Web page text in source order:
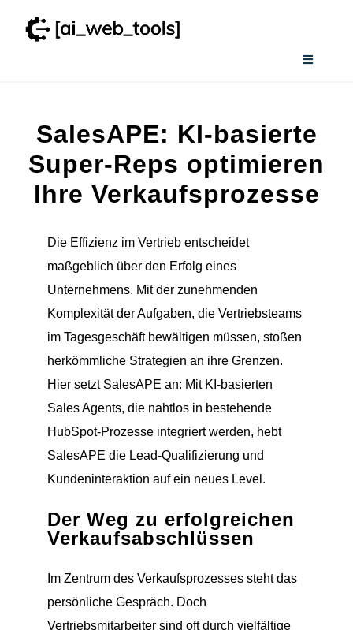
Inhalt
Toggle
Wissenswertes
Verzeichnis
SalesAPE: KI-basierte
Super-Reps optimieren
Ihre Verkaufsprozesse
Die Effizienz im Vertrieb entscheidet
maßgeblich über den Erfolg eines
Unternehmens. Mit der zunehmenden
Komplexität der Aufgaben, die Vertriebsteams
im Tagesgeschäft bewältigen müssen, stoßen
herkömmliche Strategien an ihre Grenzen.
Hier setzt SalesAPE an: Mit KI-basierten
Sales Agents, die nahtlos in bestehende
HubSpot-Prozesse integriert werden, hebt
SalesAPE die Lead-Qualifizierung und
Kundeninteraktion auf ein neues Level.
Der Weg zu erfolgreichen
Verkaufsabschlüssen
Im Zentrum des Verkaufsprozesses steht das
persönliche Gespräch. Doch
Vertriebsmitarbeiter sind oft durch vielfältige